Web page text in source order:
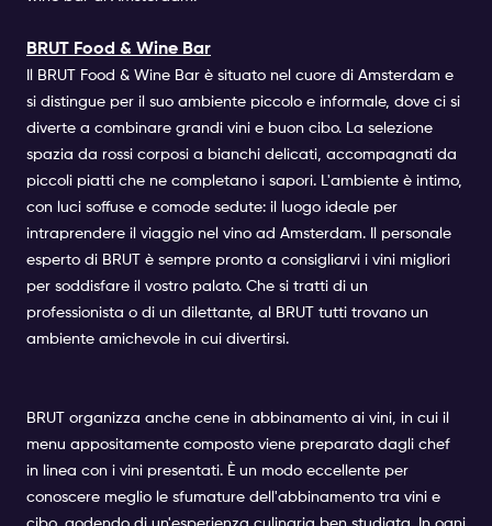
BRUT Food & Wine Bar
Il BRUT Food & Wine Bar è situato nel cuore di Amsterdam e
si distingue per il suo ambiente piccolo e informale, dove ci si
diverte a combinare grandi vini e buon cibo. La selezione
spazia da rossi corposi a bianchi delicati, accompagnati da
piccoli piatti che ne completano i sapori. L'ambiente è intimo,
con luci soffuse e comode sedute: il luogo ideale per
intraprendere il viaggio nel vino ad Amsterdam. Il personale
esperto di BRUT è sempre pronto a consigliarvi i vini migliori
per soddisfare il vostro palato. Che si tratti di un
professionista o di un dilettante, al BRUT tutti trovano un
ambiente amichevole in cui divertirsi.
BRUT organizza anche cene in abbinamento ai vini, in cui il
menu appositamente composto viene preparato dagli chef
in linea con i vini presentati. È un modo eccellente per
conoscere meglio le sfumature dell'abbinamento tra vini e